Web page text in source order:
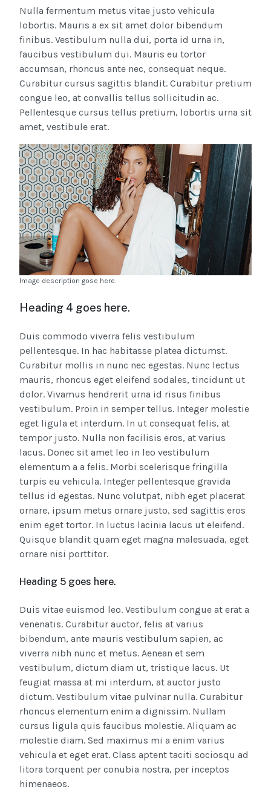
Nulla fermentum metus vitae justo vehicula
lobortis. Mauris a ex sit amet dolor bibendum
finibus. Vestibulum nulla dui, porta id urna in,
faucibus vestibulum dui. Mauris eu tortor
accumsan, rhoncus ante nec, consequat neque.
Curabitur cursus sagittis blandit. Curabitur pretium
congue leo, at convallis tellus sollicitudin ac.
Pellentesque cursus tellus pretium, lobortis urna sit
amet, vestibule erat.
Image description gose here.
Heading 4 goes here.
Duis commodo viverra felis vestibulum
pellentesque. In hac habitasse platea dictumst.
Curabitur mollis in nunc nec egestas. Nunc lectus
mauris, rhoncus eget eleifend sodales, tincidunt ut
dolor. Vivamus hendrerit urna id risus finibus
vestibulum. Proin in semper tellus. Integer molestie
eget ligula et interdum. In ut consequat felis, at
tempor justo. Nulla non facilisis eros, at varius
lacus. Donec sit amet leo in leo vestibulum
elementum a a felis. Morbi scelerisque fringilla
turpis eu vehicula. Integer pellentesque gravida
tellus id egestas. Nunc volutpat, nibh eget placerat
ornare, ipsum metus ornare justo, sed sagittis eros
enim eget tortor. In luctus lacinia lacus ut eleifend.
Quisque blandit quam eget magna malesuada, eget
ornare nisi porttitor.
Heading 5 goes here.
Duis vitae euismod leo. Vestibulum congue at erat a
venenatis. Curabitur auctor, felis at varius
bibendum, ante mauris vestibulum sapien, ac
viverra nibh nunc et metus. Aenean et sem
vestibulum, dictum diam ut, tristique lacus. Ut
feugiat massa at mi interdum, at auctor justo
dictum. Vestibulum vitae pulvinar nulla. Curabitur
rhoncus elementum enim a dignissim. Nullam
cursus ligula quis faucibus molestie. Aliquam ac
molestie diam. Sed maximus mi a enim varius
vehicula et eget erat. Class aptent taciti sociosqu ad
litora torquent per conubia nostra, per inceptos
himenaeos.